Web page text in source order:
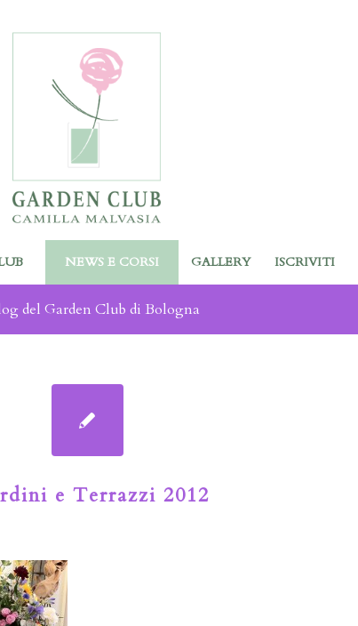
NEWS E CORSI GALLERY ISCRIVITI
del Garden Club di Bologna
e Terrazzi 2012